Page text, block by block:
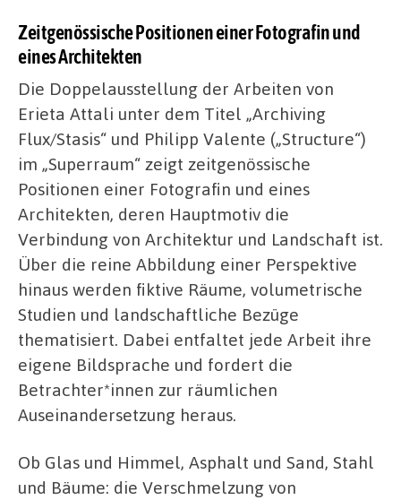
Zeitgenössische Positionen einer Fotografin und
eines Architekten
Die Doppelausstellung der Arbeiten von
Erieta Attali unter dem Titel „Archiving
Flux/Stasis“ und Philipp Valente („Structure“)
im „Superraum“ zeigt zeitgenössische
Positionen einer Fotografin und eines
Architekten, deren Hauptmotiv die
Verbindung von Architektur und Landschaft ist.
Über die reine Abbildung einer Perspektive
hinaus werden fiktive Räume, volumetrische
Studien und landschaftliche Bezüge
thematisiert. Dabei entfaltet jede Arbeit ihre
eigene Bildsprache und fordert die
Betrachter*innen zur räumlichen
Auseinandersetzung heraus.
Ob Glas und Himmel, Asphalt und Sand, Stahl
und Bäume: die Verschmelzung von